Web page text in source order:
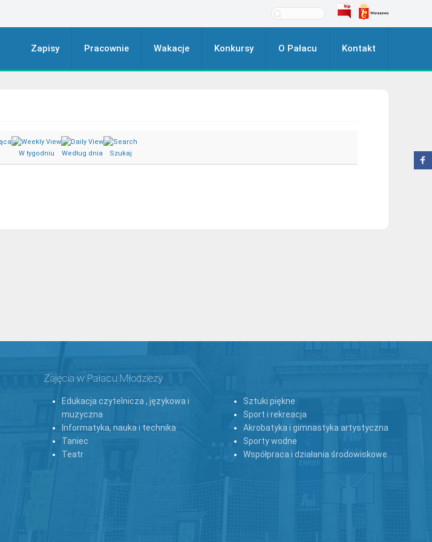
Zapisy Pracownie Wakacje Konkursy O Pałacu Kontakt
W tygodniu Według dnia Szukaj
Zajęcia w Pałacu Młodzieży
Edukacja czytelnicza , językowa i
muzyczna
Informatyka, nauka i technika
Taniec
Teatr
Sztuki piękne
Sport i rekreacja
Akrobatyka i gimnastyka artystyczna
Sporty wodne
Współpraca i działania środowiskowe